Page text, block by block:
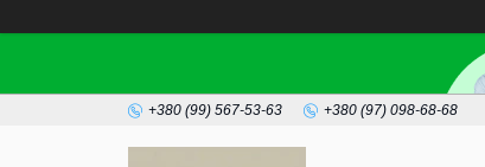
+380 (99) 567-53-63 +380 (97) 098-68-68